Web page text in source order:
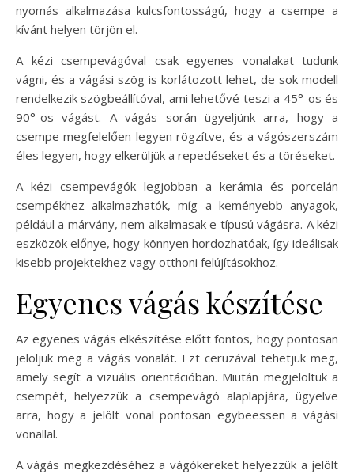
nyomás alkalmazása kulcsfontosságú, hogy a csempe a
kívánt helyen törjön el.
A kézi csempevágóval csak egyenes vonalakat tudunk
vágni, és a vágási szög is korlátozott lehet, de sok modell
rendelkezik szögbeállítóval, ami lehetővé teszi a 45°-os és
90°-os vágást. A vágás során ügyeljünk arra, hogy a
csempe megfelelően legyen rögzítve, és a vágószerszám
éles legyen, hogy elkerüljük a repedéseket és a töréseket.
A kézi csempevágók legjobban a kerámia és porcelán
csempékhez alkalmazhatók, míg a keményebb anyagok,
például a márvány, nem alkalmasak e típusú vágásra. A kézi
eszközök előnye, hogy könnyen hordozhatóak, így ideálisak
kisebb projektekhez vagy otthoni felújításokhoz.
Egyenes vágás készítése
Az egyenes vágás elkészítése előtt fontos, hogy pontosan
jelöljük meg a vágás vonalát. Ezt ceruzával tehetjük meg,
amely segít a vizuális orientációban. Miután megjelöltük a
csempét, helyezzük a csempevágó alaplapjára, ügyelve
arra, hogy a jelölt vonal pontosan egybeessen a vágási
vonallal.
A vágás megkezdéséhez a vágókereket helyezzük a jelölt